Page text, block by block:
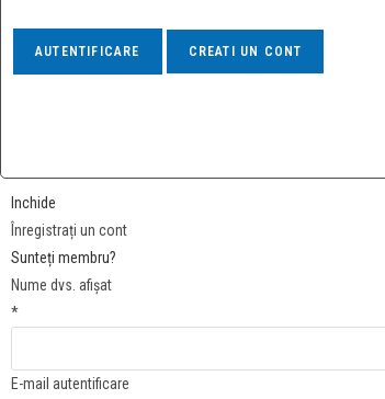
Inchide
Înregistrați un cont
Sunteți membru?
Nume dvs. afișat
*
E-mail autentificare